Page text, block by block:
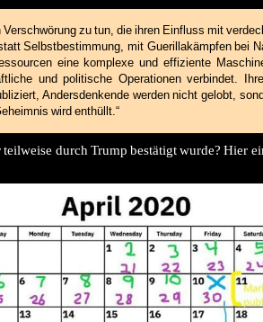
zu tun, die ihren Einfluss mit
Selbstbestimmung, mit Guerillakämpfen bei
eine komplexe und effiziente
und politische Operationen verbindet.
Andersdenkende werden nicht gelobt,
wird enthüllt.“
durch Trump bestätigt wurde? Hier